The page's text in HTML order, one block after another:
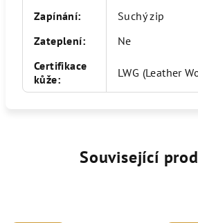
Zapínání:
Suchý zip
Zateplení:
Ne
Certifikace
kůže: LWG (Leather
Související